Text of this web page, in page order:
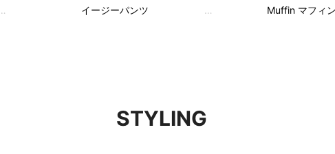
イージーパンツ
Muffin マフィン
STYLING